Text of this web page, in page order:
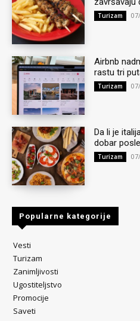
Turizam
Airbnb
rastu tri
Turizam
Da li je
dobar
Turizam
Popularne kategorije
Vesti
Turizam
Zanimljivosti
Ugostiteljstvo
Promocije
Saveti